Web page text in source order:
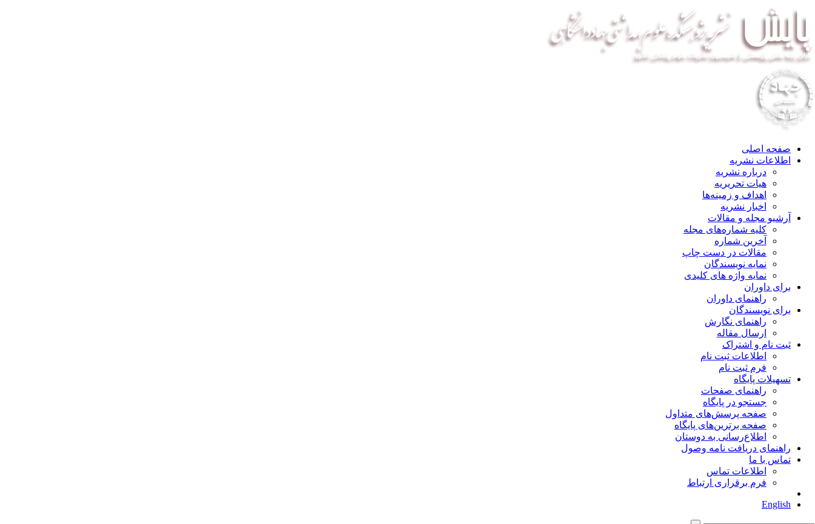
صفحه اصلی
اطلاعات نشریه
درباره نشریه
هیات تحریریه
اهداف و زمینه‌ها
اخبار نشریه
آرشیو مجله و مقالات
کلیه شماره‌های مجله
آخرین شماره
مقالات در دست چاپ
نمایه نویسندگان
نمایه واژه های کلیدی
برای داوران
راهنمای داوران
برای نویسندگان
راهنمای نگارش
ارسال مقاله
ثبت نام و اشتراک
اطلاعات ثبت نام
فرم ثبت نام
تسهیلات پایگاه
راهنمای صفحات
جستجو در پایگاه
صفحه پرسش‌های متداول
صفحه برترین‌های پایگاه
اطلاع‌رسانی به دوستان
راهنمای دریافت نامه وصول
تماس با ما
اطلاعات تماس
فرم برقراری ارتباط
English